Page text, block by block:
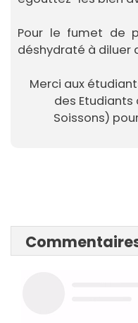
Pour le fumet de
déshydraté à diluer
Merci aux
des Etudiants
Soissons)